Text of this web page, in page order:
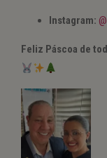
Instagram:
Feliz Páscoa de